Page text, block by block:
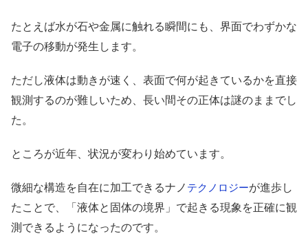
たとえば水が石や金属に触れる瞬間にも、界面でわずかな
電子の移動が発生します。
ただし液体は動きが速く、表面で何が起きているかを直接
観測するのが難しいため、長い間その正体は謎のままでし
た。
ところが近年、状況が変わり始めています。
微細な構造を自在に加工できるナノ テクノロジーが進歩し
たことで、「液体と固体の境界」で起きる現象を正確に観
測できるようになったのです。